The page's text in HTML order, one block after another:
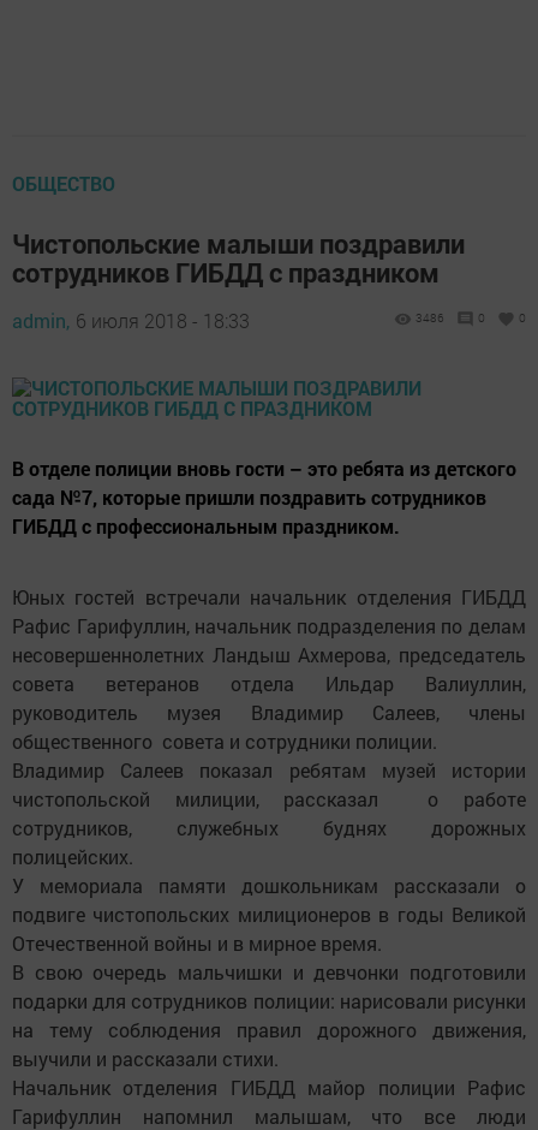
ОБЩЕСТВО
Чистопольские малыши поздравили
сотрудников ГИБДД с праздником
admin, 6 июля 2018 - 18:33 3486 0 0
В отделе полиции вновь гости – это ребята из детского
сада №7, которые пришли поздравить сотрудников
ГИБДД с профессиональным праздником.
Юных гостей встречали начальник отделения ГИБДД
Рафис Гарифуллин, начальник подразделения по делам
несовершеннолетних Ландыш Ахмерова, председатель
совета ветеранов отдела Ильдар Валиуллин,
руководитель музея Владимир Салеев, члены
общественного совета и сотрудники полиции.
Владимир Салеев показал ребятам музей истории
чистопольской милиции, рассказал о работе
сотрудников, служебных буднях дорожных
полицейских.
У мемориала памяти дошкольникам рассказали о
подвиге чистопольских милиционеров в годы Великой
Отечественной войны и в мирное время.
В свою очередь мальчишки и девчонки подготовили
подарки для сотрудников полиции: нарисовали рисунки
на тему соблюдения правил дорожного движения,
выучили и рассказали стихи.
Начальник отделения ГИБДД майор полиции Рафис
Гарифуллин напомнил малышам, что все люди